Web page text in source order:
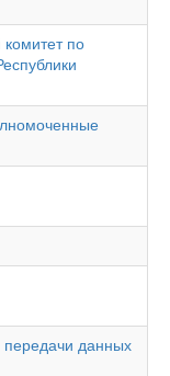
комитет по
передачи данных